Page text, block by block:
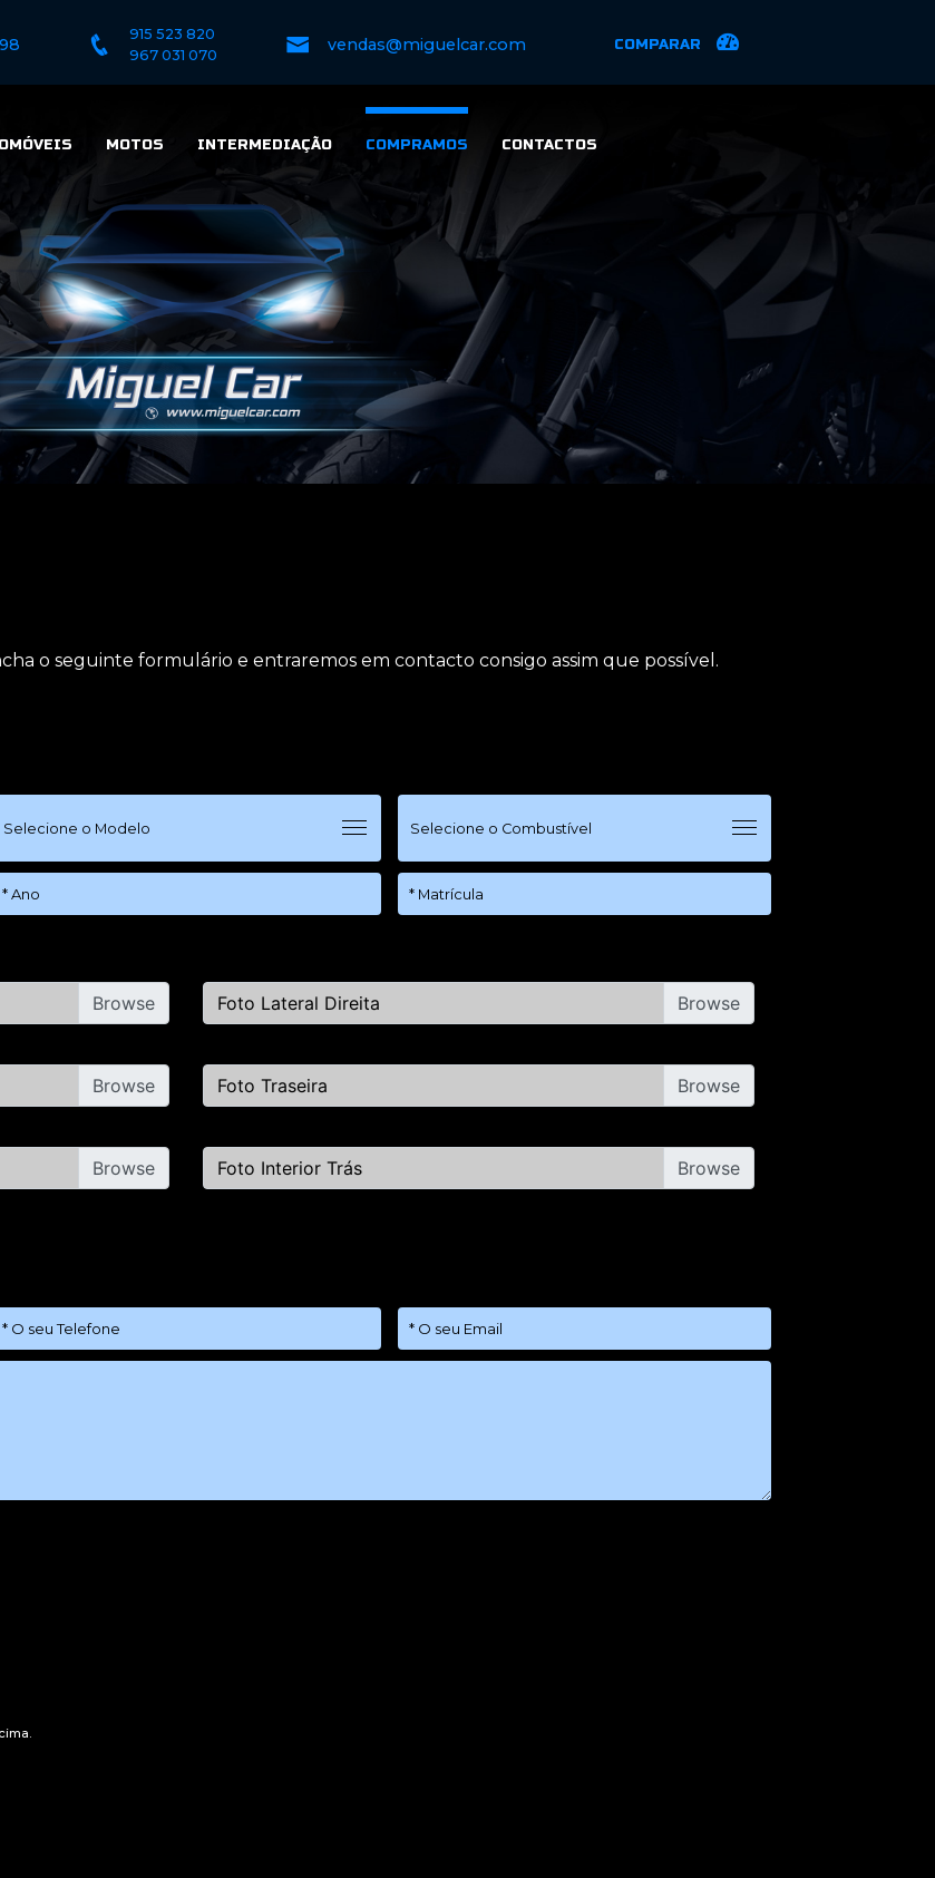
915 523 820
967 031 070
vendas@miguelcar.com COMPARAR
CONTACTOS
COMPRAMOS
INTERMEDIAÇÃO
MOTOS
o seguinte formulário e entraremos em contacto consigo assim que possível.
Foto Lateral Direita
Foto Traseira
Foto Interior Trás